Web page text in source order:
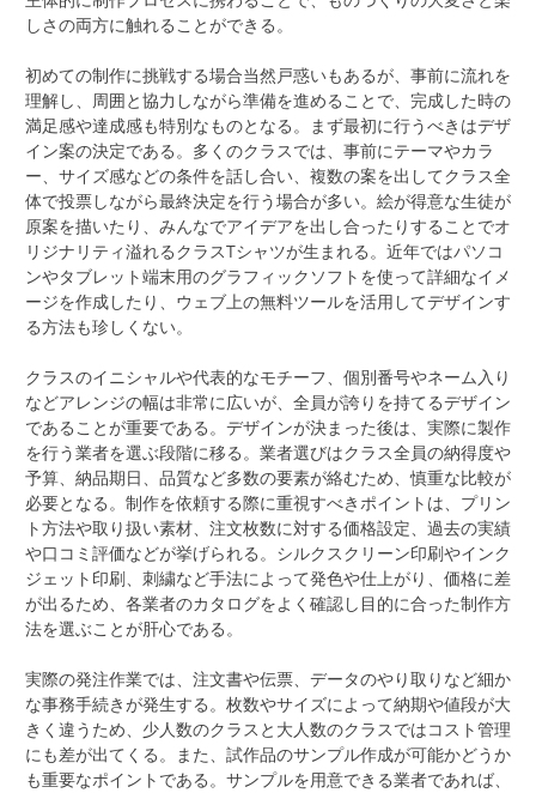
しさの両方に触れることができる。
初めての制作に挑戦する場合当然戸惑いもあるが、事前に流れを
理解し、周囲と協力しながら準備を進めることで、完成した時の
満足感や達成感も特別なものとなる。まず最初に行うべきはデザ
イン案の決定である。多くのクラスでは、事前にテーマやカラ
ー、サイズ感などの条件を話し合い、複数の案を出してクラス全
体で投票しながら最終決定を行う場合が多い。絵が得意な生徒が
原案を描いたり、みんなでアイデアを出し合ったりすることでオ
リジナリティ溢れるクラスTシャツが生まれる。近年ではパソコ
ンやタブレット端末用のグラフィックソフトを使って詳細なイメ
ージを作成したり、ウェブ上の無料ツールを活用してデザインす
る方法も珍しくない。
クラスのイニシャルや代表的なモチーフ、個別番号やネーム入り
などアレンジの幅は非常に広いが、全員が誇りを持てるデザイン
であることが重要である。デザインが決まった後は、実際に製作
を行う業者を選ぶ段階に移る。業者選びはクラス全員の納得度や
予算、納品期日、品質など多数の要素が絡むため、慎重な比較が
必要となる。制作を依頼する際に重視すべきポイントは、プリン
ト方法や取り扱い素材、注文枚数に対する価格設定、過去の実績
や口コミ評価などが挙げられる。シルクスクリーン印刷やインク
ジェット印刷、刺繍など手法によって発色や仕上がり、価格に差
が出るため、各業者のカタログをよく確認し目的に合った制作方
法を選ぶことが肝心である。
実際の発注作業では、注文書や伝票、データのやり取りなど細か
な事務手続きが発生する。枚数やサイズによって納期や値段が大
きく違うため、少人数のクラスと大人数のクラスではコスト管理
にも差が出てくる。また、試作品のサンプル作成が可能かどうか
も重要なポイントである。サンプルを用意できる業者であれば、